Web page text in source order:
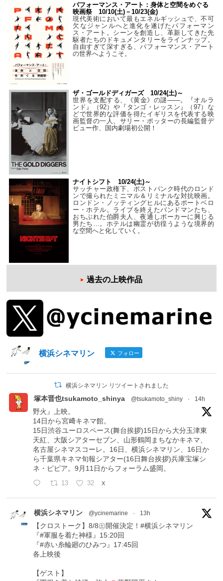
パフォーマンス・アート：身体と空間をめぐる
映画祭 10/10(土)－10/23(金)
現代美術において最もエネルギッシュで、不可
欠なジャンルへと進化を遂げたパフォーマン
ス・アート。シーンを創造し、革新してきた先
駆者たちのドキュメンタリーをラインナップ。
自由すぎて深すぎる、パフォーマンス・アート
の世界へようこそ。
ザ・ゴールドディガーズ 10/24(土)～
世界を支配する、《黄金》の謎――。『オルラ
ンド』（92）や『タンゴ・レッスン』（97）な
どで世界的な評価を得たイギリスを代表する映
画監督の一人、サリー・ポッターの長編監督デ
ビュー作、国内劇場初公開！
ナイトシフト 10/24(土)～
サッチャー政権下、ポストパンク時代のロンド
ンで撮られたミニマル＆リミナルな対抗映画。
ロンドン・ノッティングヒルにあるポートベロ
ー・ホテル。ライブを終えたバンドマンたち、
おちぶれた伯爵夫人、夜通しポーカーに興じる
男たち…。ホテルは幽霊が彷徨うような境界的
な空間へと化していく。
過去の上映作品
横浜シネマリン フォロー
横浜シネマリン リツイートされました
塚本晋也tsukamoto_shinya @tsukamoto_shiny · 14h
野火』上映。
14日から宮﨑キネマ館。
15日渋谷ユーロスペース(舞台挨拶)15日から大分玉津東
天紅、大阪シアターセブン、山形鶴岡まちなかキネマ、
名古屋シネマスコーレ。16日、横浜シネマリン、16日か
ら千葉県キネマ旬報シアター(16日舞台挨拶)兵庫宝塚シ
ネ・ピピア。9月11日からフォーラム盛岡。
13 32 X
横浜シネマリン @ycinemarine · 13h
【クロストーク】8/8㊏開催決定！#横浜シネマリン
『#軍服を着た神様』15:20回
『#赤い糸輪廻のひみつ』17:45回
各上映後
【ゲスト】